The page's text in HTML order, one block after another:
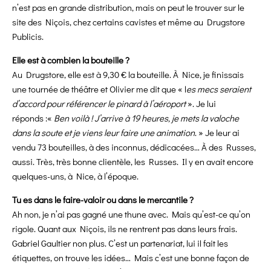
n’est pas en grande distribution, mais on peut le trouver sur le
site des Niçois, chez certains cavistes et même au Drugstore
Publicis.
Elle est à combien la bouteille ?
Au Drugstore, elle est à 9,30 € la bouteille. À Nice, je finissais
une tournée de théâtre et Olivier me dit que « les mecs seraient
d’accord pour référencer le pinard à l’aéroport». Je lui
réponds :« Ben voilà ! J’arrive à 19 heures, je mets la valoche
dans la soute et je viens leur faire une animation. » Je leur ai
vendu 73 bouteilles, à des inconnus, dédicacées… À des Russes,
aussi. Très, très bonne clientèle, les Russes. Il y en avait encore
quelques-uns, à Nice, à l’époque.
Tu es dans le faire-valoir ou dans le mercantile ?
Ah non, je n’ai pas gagné une thune avec. Mais qu’est-ce qu’on
rigole. Quant aux Niçois, ils ne rentrent pas dans leurs frais.
Gabriel Gaultier non plus. C’est un partenariat, lui il fait les
étiquettes, on trouve les idées… Mais c’est une bonne façon de